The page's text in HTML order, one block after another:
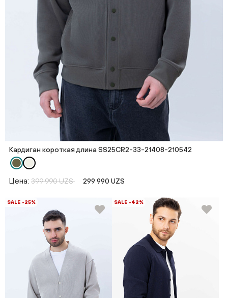
Кардиган короткая длина SS25CR2-33-21408-210542
Цена: 399 990 UZS 299 990 UZS
SALE -25% SALE -42%